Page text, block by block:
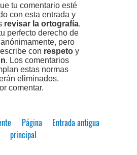
tu comentario esté
con esta entrada y
revisar la ortografía.
perfecto derecho de
pero
con respeto y
. Los comentarios
estas normas
eliminados.
comentar.
Entrada antigua
Página
principal